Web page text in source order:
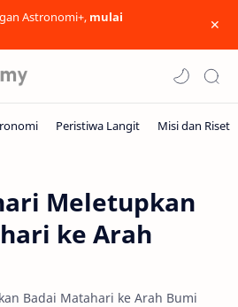
Astronomi+, mulai
Meletupkan
ke Arah
Badai Matahari ke Arah Bumi